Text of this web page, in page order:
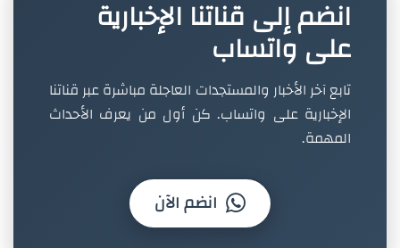
انضم إلى قناتنا الإخبارية
على واتساب
تابع آخر الأخبار والمستجدات العاجلة مباشرة عبر قناتنا
الإخبارية على واتساب. كن أول من يعرف الأحداث
المهمة.
انضم الآن